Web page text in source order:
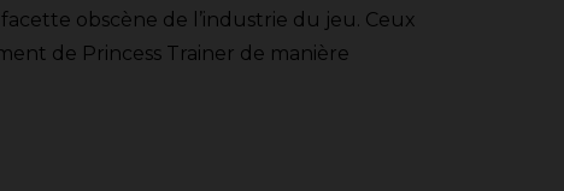
obscène de l’industrie du jeu. Ceux
de Princess Trainer de manière